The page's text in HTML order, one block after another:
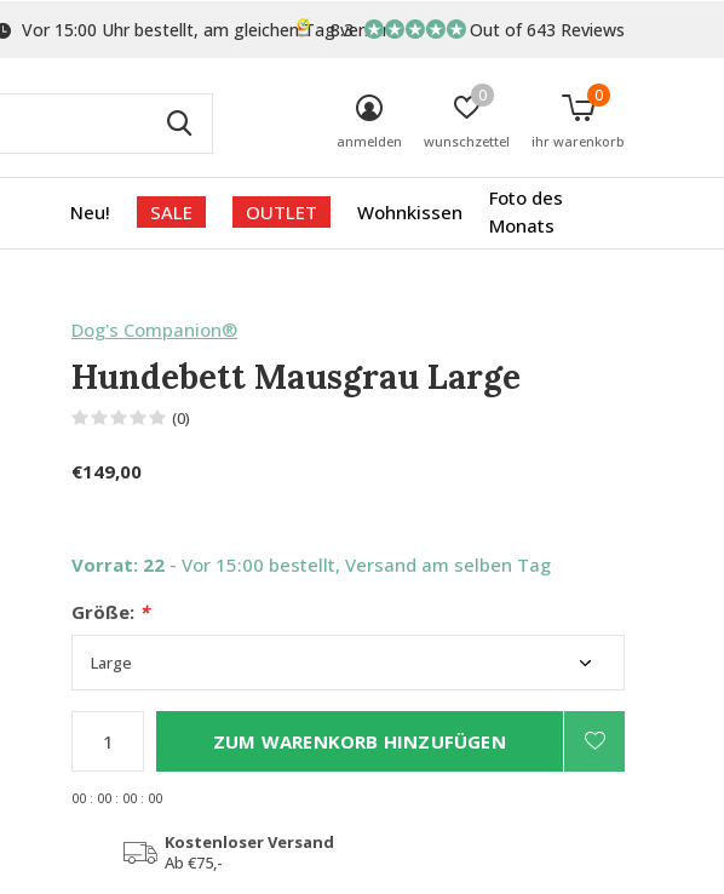
Neu! SALE OUTLET Wohnkissen
Foto des
Monats
anmelden wunschzettel
0
ihr warenkorb
0
Vor 15:00 Uhr bestellt, am gleichen Tag versand
8.3 Out of 643 Reviews
Dog's Companion®
Hundebett Mausgrau Large
(0)
€149,00
Vorrat: 22 - Vor 15:00 bestellt, Versand am selben Tag
Größe: *
ZUM WARENKORB HINZUFÜGEN
00 : 00 : 00 : 00
Kostenloser Versand
Ab €75,-